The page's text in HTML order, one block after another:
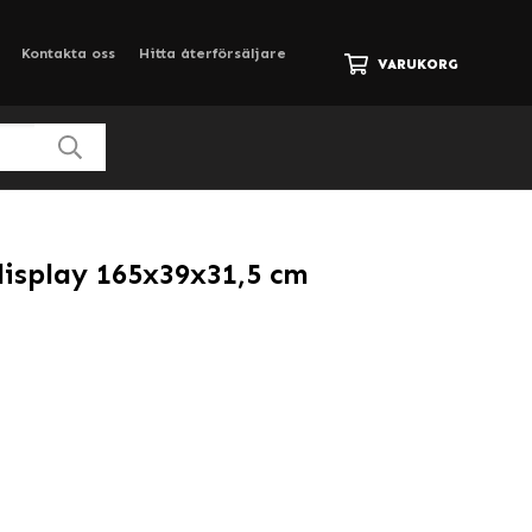
Kontakta oss
Hitta återförsäljare
VARUKORG
165x39x31,5 cm